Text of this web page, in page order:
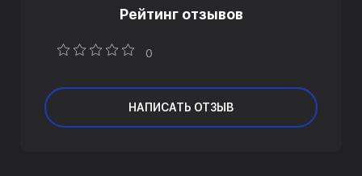
Рейтинг отзывов
0
НАПИСАТЬ ОТЗЫВ